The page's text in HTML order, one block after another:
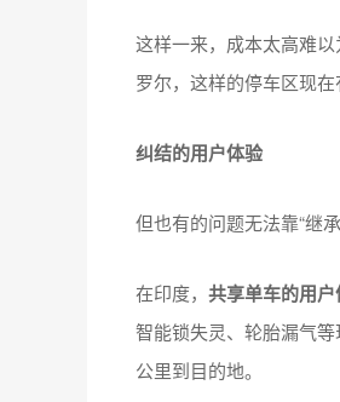
这样一来，成本太高难
罗尔，这样的停车区现在
纠结的用户体验
但也有的问题无法靠“继承
在印度， 共享单车的用
智能锁失灵、轮胎漏气
公里到目的地。